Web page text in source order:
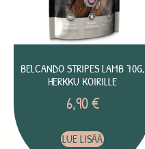
BELCANDO STRIPES LAMB 70G,
HERKKU KOIRILLE
6,90€
LUE LISÄÄ